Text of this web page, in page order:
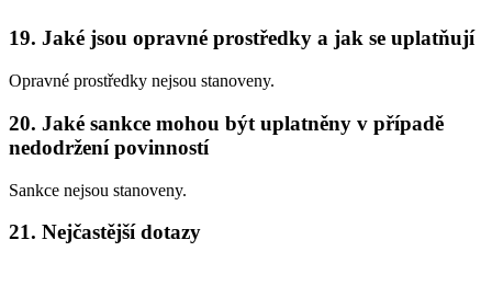
19. Jaké jsou opravné prostředky a jak se uplatňují
Opravné prostředky nejsou stanoveny.
20. Jaké sankce mohou být uplatněny v případě
nedodržení povinností
Sankce nejsou stanoveny.
21. Nejčastější dotazy